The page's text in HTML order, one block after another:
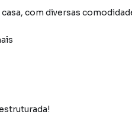
, com diversas